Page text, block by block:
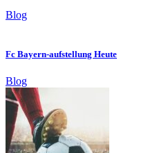
Blog
Fc Bayern-aufstellung Heute
Blog